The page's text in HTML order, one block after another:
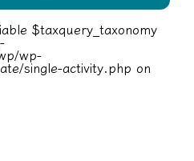
$taxquery_taxonomy
wp-
single-activity.php on